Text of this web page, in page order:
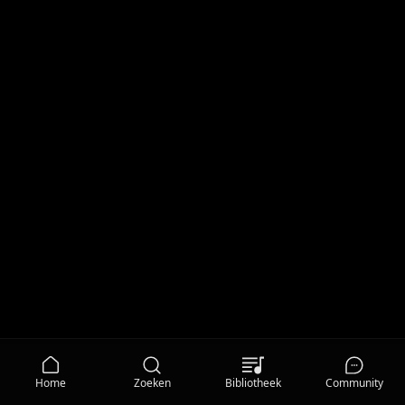
Home Zoeken Bibliotheek Community